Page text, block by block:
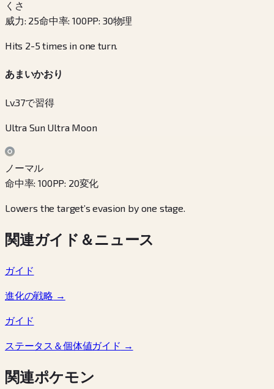
くさ
威力: 25命中率:100PP: 30物理
Hits 2-5 times in one turn.
あまいかおり
Lv.37で習得
Ultra Sun Ultra Moon
ノーマル
命中率:100PP: 20変化
Lowers the target’s evasion by one stage.
関連ガイド＆ニュース
ガイド
進化の戦略 →
ガイド
ステータス＆個体値ガイド →
関連ポケモン